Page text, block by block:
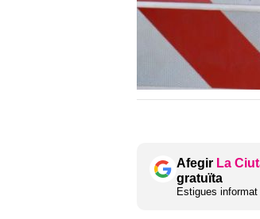
Afegir La
gratuïta
Estigues